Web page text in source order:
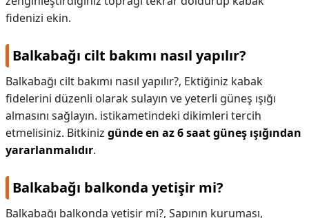
fidenizi ekin.
Balkabağı cilt bakımı nasıl yapılır?
Balkabağı cilt bakımı nasıl yapılır?, Ektiğiniz kabak
fidelerini düzenli olarak sulayın ve yeterli güneş ışığı
almasını sağlayın. istikametindeki dikimleri tercih
etmelisiniz. Bitkiniz günde en az 6 saat güneş ışığından
yararlanmalıdır.
Balkabağı balkonda yetişir mi?
Balkabağı balkonda yetişir mi?, Sapının kuruması,